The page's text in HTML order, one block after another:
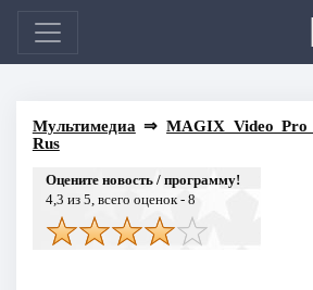
Мультимедиа ⇒MAGIX Video Pro
Rus
Оцените новость / программу!
4,3 из 5, всего оценок - 8